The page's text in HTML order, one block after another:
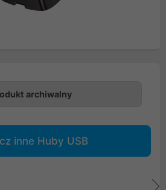
archiwalny
inne Huby USB